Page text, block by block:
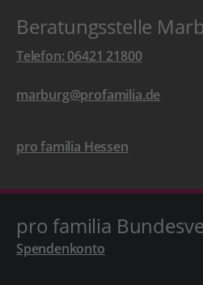
Beratungsstelle
Telefon: 06421 21800
marburg@profamilia.de
pro familia Hessen
pro familia
Spendenkonto